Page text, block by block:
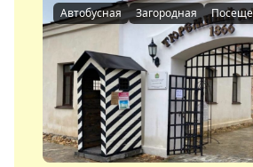
Автобусная Загородная